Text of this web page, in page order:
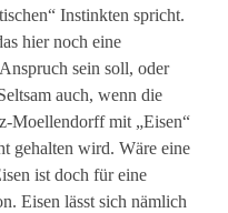
Instinkten spricht.
hier noch eine
sein soll, oder
auch, wenn die
Moellendorff mit „Eisen“
gehalten wird. Wäre eine
ist doch für eine
Eisen lässt sich nämlich